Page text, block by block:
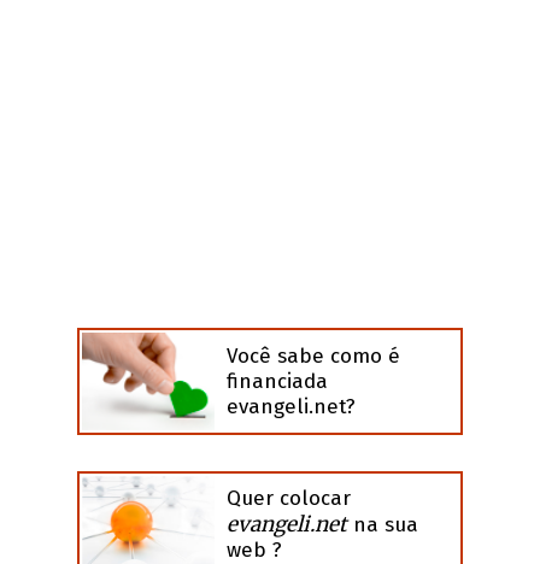
Você sabe como é
financiada
evangeli.net?
Quer colocar
evangeli.netna sua
web ?